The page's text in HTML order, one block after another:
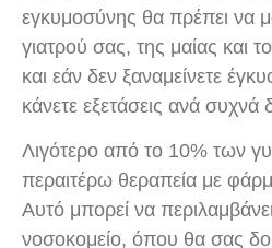
εγκυμοσύνης θα πρέπει να
γιατρού σας, της μαίας και
και εάν δεν ξαναμείνετε
κάνετε εξετάσεις ανά συχνά
Λιγότερο από το 10% των
περαιτέρω θεραπεία με
Αυτό μπορεί να
νοσοκομείο, όπου θα σας